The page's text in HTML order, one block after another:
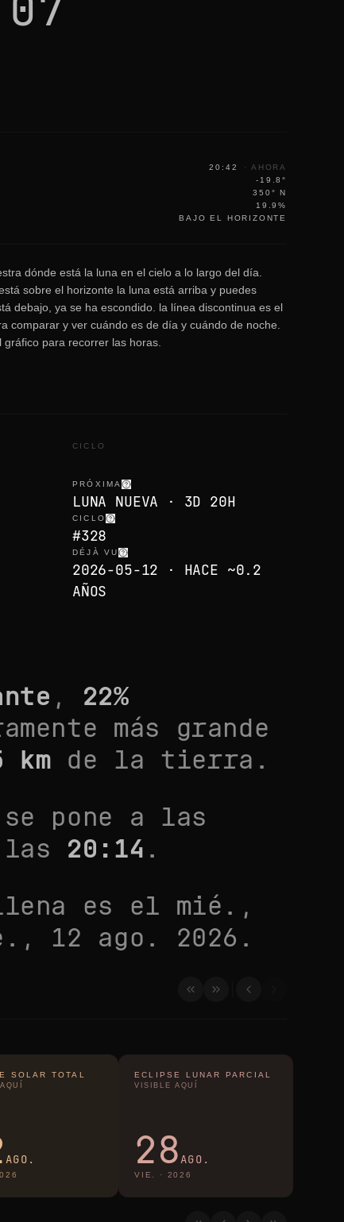
20:42 · AHORA
-19.8°
350° N
19.9%
BAJO EL HORIZONTE
dónde está la luna en el cielo a lo largo del día.
sobre el horizonte la luna está arriba y puedes
debajo, ya se ha escondido. la línea discontinua es el
comparar y ver cuándo es de día y cuándo de noche.
para recorrer las horas.
CICLO
PRÓXIMA
LUNA NUEVA · 3D 20H
CICLO
#328
DÉJÀ VU
2026-05-12 · HACE ~0.2
AÑOS
, 22%
más grande
km de la tierra.
pone a las
20:14 .
es el mié.,
12 ago. 2026 .
SOLAR TOTAL
AGO.
ECLIPSE LUNAR PARCIAL
VISIBLE AQUÍ
28AGO.
VIE. · 2026